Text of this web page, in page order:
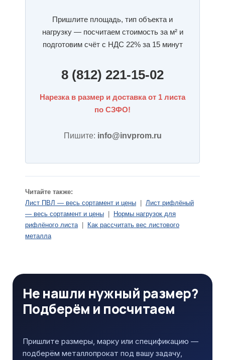
Пришлите площадь, тип объекта и
нагрузку — посчитаем стоимость за м² и
подготовим счёт с НДС 22% за 15 минут
8 (812) 221-15-02
Нарезка в размер и доставка от 1 листа
по СЗФО!
Пишите: info@invprom.ru
Читайте также:
Лист ПВЛ — весь сортамент и цены
Лист рифлёный
— весь сортамент и цены
Нормы нагрузок для
рифлёного листа|
Как рассчитать вес листового
металла
Не нашли нужный размер?
Подберём и посчитаем
Пришлите размеры, марку или спецификацию —
подберём металлопрокат под вашу задачу,